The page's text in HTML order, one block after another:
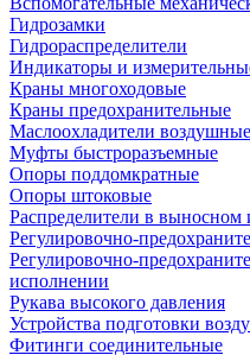
Гидрозамки
Гидрораспределители
Индикаторы и
Краны многоходовые
Краны предохранительные
Маслоохладители воздушные
Муфты быстроразъемные
Опоры поддомкратные
Опоры штоковые
Распределители в выносном
Регулировочно-
Регулировочно-
исполнении
Рукава высокого давления
Устройства подготовки
Фитинги соединительные